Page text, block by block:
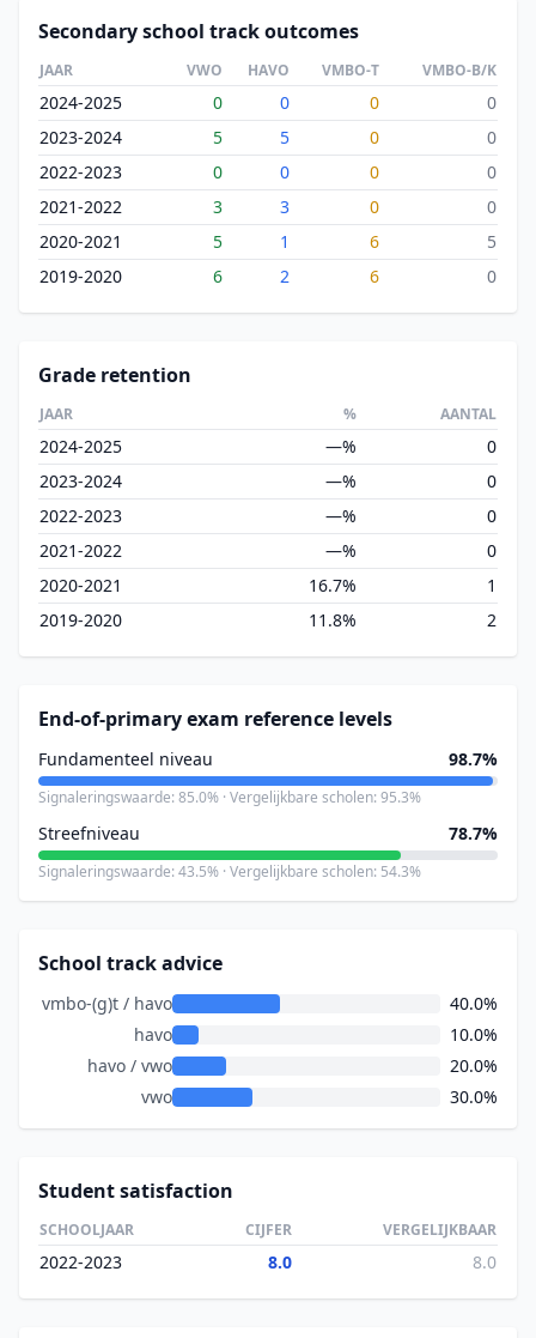
Secondary school track outcomes
JAAR VWO HAVO VMBO-T VMBO-B/K
2024-2025 0 0 0
0
2023-2024
5 5 0
0
2022-2023
0 0 0
0
2021-2022
3 3 0
0
2020-2021
5 1 6
5
2019-2020
6 2 6 0
Grade retention
JAAR % AANTAL
2024-2025 —%
0
2023-2024
—%
0
2022-2023
—%
0
2021-2022
—%
0
2020-2021
16.7%
1
2019-2020
11.8% 2
End-of-primary exam reference levels
Fundamenteel niveau 98.7%
Signaleringswaarde: 85.0% · Vergelijkbare scholen: 95.3%
Streefniveau 78.7%
Signaleringswaarde: 43.5% · Vergelijkbare scholen: 54.3%
School track advice
vmbo-(g)t / havo
40.0%
havo
10.0%
havo / vwo
20.0%
vwo
30.0%
Student satisfaction
SCHOOLJAAR CIJFER VERGELIJKBAAR
2022-2023 8.0 8.0